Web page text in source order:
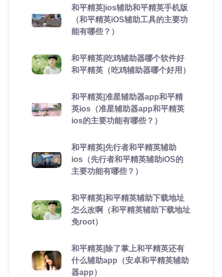
和平精英|ios辅助和平精英手机版
（和平精英iOS辅助工具的主要功
能有哪些？）
和平精英|吃鸡辅助器哪个软件好
和平精英（吃鸡辅助器哪个好用）
和平精英|准星辅助器app和平精
英ios（准星辅助器app和平精英
ios的主要功能有哪些？）
和平精英|先行者和平精英辅助
ios（先行者和平精英辅助iOS的
主要功能有哪些？）
和平精英|和平精英辅助下载地址
怎么改啊（和平精英辅助下载地址
免root）
和平精英|除了掌上和平精英还有
什么辅助app（安卓和平精英辅助
器app）